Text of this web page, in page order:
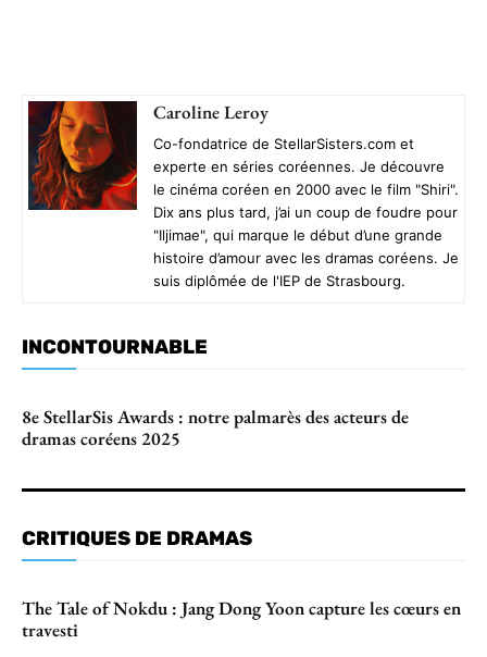
Caroline Leroy
Co-fondatrice de StellarSisters.com et
experte en séries coréennes. Je découvre
le cinéma coréen en 2000 avec le film "Shiri".
Dix ans plus tard, j’ai un coup de foudre pour
"Iljimae", qui marque le début d’une grande
histoire d’amour avec les dramas coréens. Je
suis diplômée de l'IEP de Strasbourg.
INCONTOURNABLE
8e StellarSis Awards : notre palmarès des acteurs de
dramas coréens 2025
CRITIQUES DE DRAMAS
The Tale of Nokdu : Jang Dong Yoon capture les cœurs en
travesti